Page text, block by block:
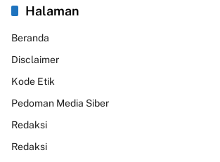
Halaman
Beranda
Disclaimer
Kode Etik
Pedoman Media Siber
Redaksi
Redaksi